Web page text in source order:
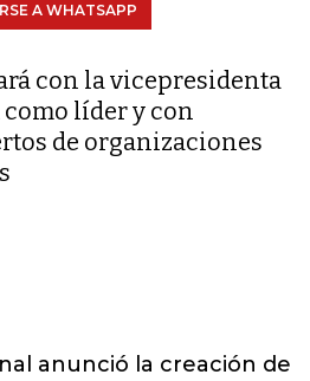
A WHATSAPP
con la vicepresidenta
líder y con
de organizaciones
anunció la creación de